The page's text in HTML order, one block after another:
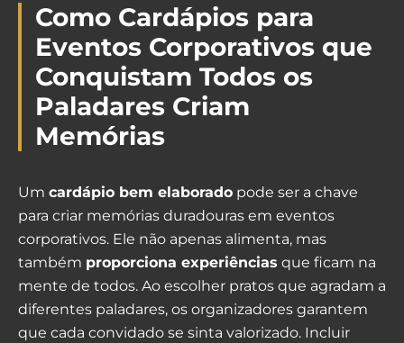
Como Cardápios para
Eventos Corporativos que
Conquistam Todos os
Paladares Criam
Memórias
Um cardápio bem elaborado pode ser a chave
para criar memórias duradouras em eventos
corporativos. Ele não apenas alimenta, mas
também proporciona experiências que ficam na
mente de todos. Ao escolher pratos que agradam a
diferentes paladares, os organizadores garantem
que cada convidado se sinta valorizado. Incluir